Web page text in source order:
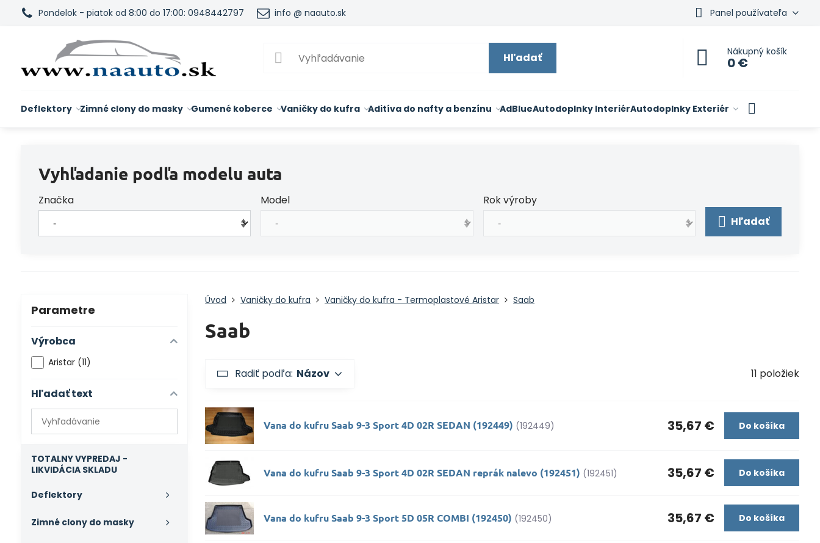
Pondelok - piatok od 8:00 do 17:00: 0948442797 info @ naauto.sk Panel používateľa
Hľadať Nákupný košík
0 €
Deflektory Zimné clony do masky Gumené koberce Vaničky do kufra Aditíva do nafty a benzínu AdBlueAutodoplnky InteriérAutodoplnky Exteriér
Vyhľadanie podľa modelu auta
Značka Model
Rok výroby
Hľadať
Úvod Vaničky do kufra Vaničky do kufra - Termoplastové Aristar Saab
Saab
Radiť podľa: Názov 11 položiek
Vana do kufru Saab 9-3 Sport 4D 02R SEDAN (192449) (192449) 35,67 € Do košíka
Vana do kufru Saab 9-3 Sport 4D 02R SEDAN reprák nalevo (192451) (192451) 35,67 € Do košíka
Vana do kufru Saab 9-3 Sport 5D 05R COMBI (192450) (192450) 35,67 € Do košíka
Parametre
Výrobca
Aristar (11)
Hľadať text
Prehľadať
výsledky
fulltextom
TOTALNY VYPREDAJ -
LIKVIDÁCIA SKLADU
Deflektory
Zimné clony do masky